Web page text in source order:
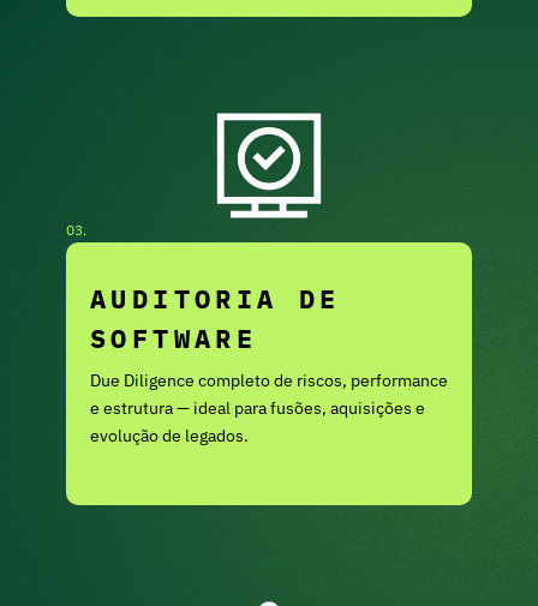
03.
AUDITORIA DE
SOFTWARE
Due Diligence completo de riscos, performance
e estrutura — ideal para fusões, aquisições e
evolução de legados.